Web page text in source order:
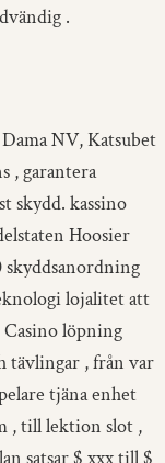
.
NV, Katsubet
, garantera
skydd. kassino
Hoosier
lojalitet att
Casino löpning
tävlingar , från var
tjäna enhet
, till lektion slot ,